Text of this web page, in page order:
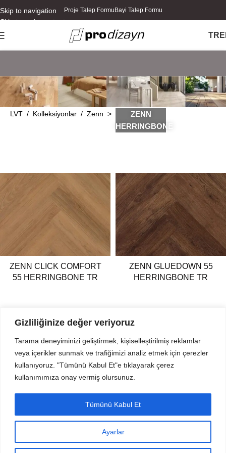
Gizliliğinize değer veriyoruz
Tarama deneyiminizi geliştirmek, kişiselleştirilmiş reklamlar
veya içerikler sunmak ve trafiğimizi analiz etmek için çerezler
kullanıyoruz. "Tümünü Kabul Et"e tıklayarak çerez
kullanımımıza onay vermiş olursunuz.
Ayarlar
Tümünü Kabul Et
Skip to navigation
Skip to main content
Proje Talep Formu Bayi Talep Formu
TR
LVT / Kolleksiyonlar / Zenn >
ZENN
HERRINGBONE
ZENN CLICK COMFORT
55 HERRINGBONE TR
ZENN GLUEDOWN 55
HERRINGBONE TR
Mahmut Şevket Paşa Cd. No 52 Beykoz Istanbul
+90 216 319 52 07
info@prodizayn.com.tr
FORMLAR